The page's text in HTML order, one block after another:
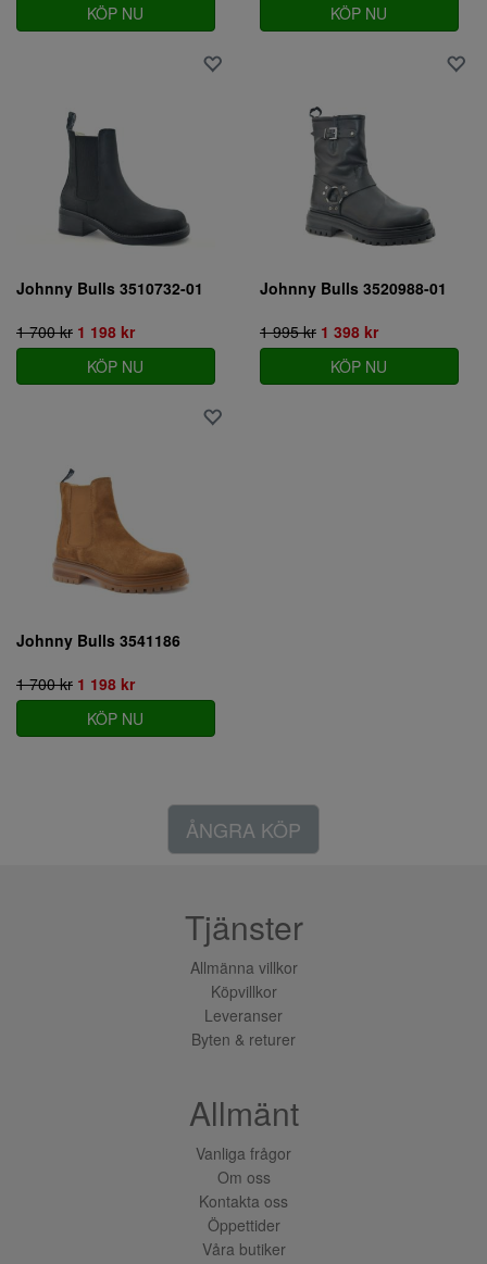
KÖP NU
KÖP NU
Johnny Bulls 3510732-01
1 700 kr 1 198 kr
KÖP NU
Johnny Bulls 3520988-01
1 995 kr 1 398 kr
KÖP NU
Johnny Bulls 3541186
1 700 kr 1 198 kr
KÖP NU
ÅNGRA KÖP
Tjänster
Allmänna villkor
Köpvillkor
Leveranser
Byten & returer
Allmänt
Vanliga frågor
Om oss
Kontakta oss
Öppettider
Våra butiker